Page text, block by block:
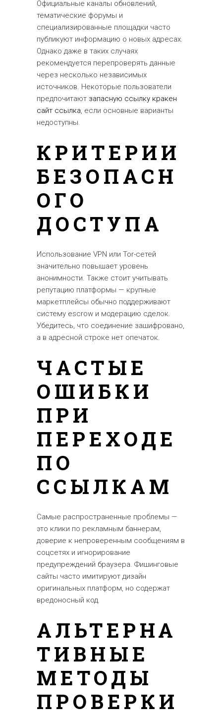
Официальные каналы обновлений,
тематические форумы и
специализированные площадки часто
публикуют информацию о новых адресах.
Однако даже в таких случаях
рекомендуется перепроверять данные
через несколько независимых
источников. Некоторые пользователи
предпочитают запасную ссылку кракен
сайт ссылка, если основные варианты
недоступны.
КРИТЕРИИ
БЕЗОПАСН
ОГО
ДОСТУПА
Использование VPN или Tor-сетей
значительно повышает уровень
анонимности. Также стоит учитывать
репутацию платформы — крупные
маркетплейсы обычно поддерживают
систему escrow и модерацию сделок.
Убедитесь, что соединение зашифровано,
а в адресной строке нет опечаток.
ЧАСТЫЕ
ОШИБКИ
ПРИ
ПЕРЕХОДЕ
ПО
ССЫЛКАМ
Самые распространенные проблемы —
это клики по рекламным баннерам,
доверие к непроверенным сообщениям в
соцсетях и игнорирование
предупреждений браузера. Фишинговые
сайты часто имитируют дизайн
оригинальных платформ, но содержат
вредоносный код.
АЛЬТЕРНА
ТИВНЫЕ
МЕТОДЫ
ПРОВЕРКИ